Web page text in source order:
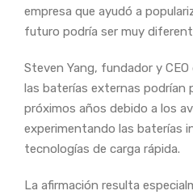
empresa que ayudó a
futuro podría ser muy
Steven Yang, fundador y
las baterías externas podrían
próximos años debido a los
experimentando las baterías
tecnologías de carga rápida.
La afirmación resulta